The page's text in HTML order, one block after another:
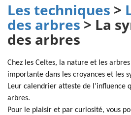
Les techniques >
des arbres> La
des arbres
Chez les Celtes, la nature et les
importante dans les croyances et les
Leur calendrier atteste de l’influence
arbres.
Pour le plaisir et par curiosité, vous